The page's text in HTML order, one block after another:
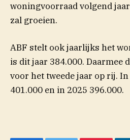
woningvoorraad volgend jaar
zal groeien.
ABF stelt ook jaarlijks het
is dit jaar 384.000. Daarmee
voor het tweede jaar op rij.
401.000 en in 2025 396.000.